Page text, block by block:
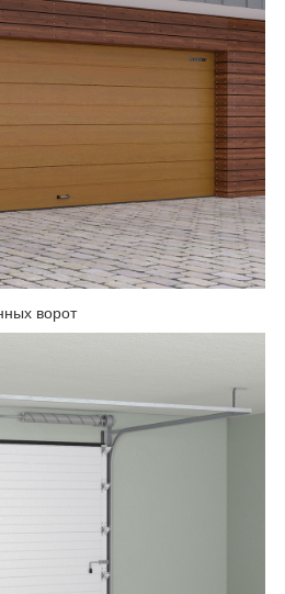
ворот